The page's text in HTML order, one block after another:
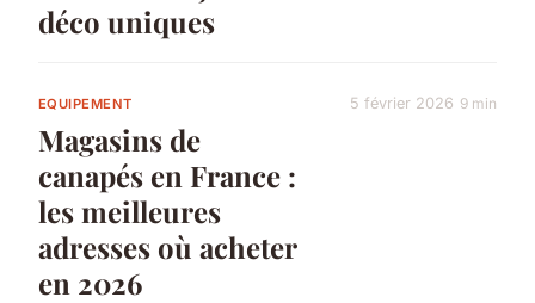
déco uniques
EQUIPEMENT
Magasins de
canapés en France :
les meilleures
adresses où acheter
en 2026
5 février 2026 9 min